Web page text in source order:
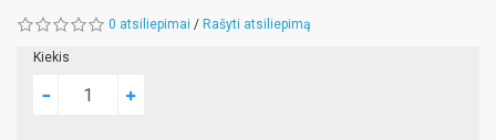
0 atsiliepimai / Rašyti atsiliepimą
Kiekis